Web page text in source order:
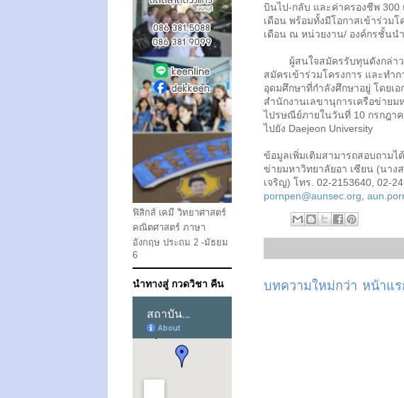
บินไป-กลับ และค่าครองชีพ 300
เดือน พร้อมทั้งมีโอกาสเข้าร่วมโ
เดือน ณ หน่วยงาน/ องค์กรชั้นน
ผู้สนใจสมัครรับทุนดังกล่าวต้
สมัครเข้าร่วมโครงการ และทำ
อุดมศึกษาที่กำลังศึกษาอยู่ โดยเ
สำนักงานเลขานุการเครือข่ายม
ไปรษณีย์ภายในวันที่ 10 กรกฎา
ไปยัง Daejeon University
ข้อมูลเพิ่มเติมสามารถสอบถามไ
ข่ายมหาวิทยาลัยอา เซียน (นาง
เจริญ) โทร. 02-2153640, 02-
pornpen@aunsec.org
บทความใหม่กว่า หน้าแร
ฟิสิกส์ เคมี วิทยาศาสตร์
คณิตศาสตร์ ภาษา
อังกฤษ ประถม 2 -มัธยม
6
นำทางสู่ กวดวิชา คีน